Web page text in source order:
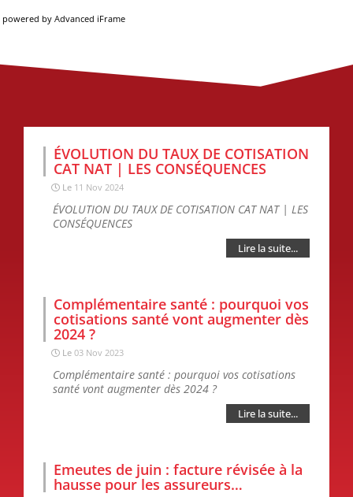
powered by Advanced iFrame
ÉVOLUTION DU TAUX DE COTISATION
CAT NAT | LES CONSÉQUENCES
Le 11 Nov 2024
ÉVOLUTION DU TAUX DE COTISATION CAT NAT | LES
CONSÉQUENCES
Lire la suite...
Complémentaire santé : pourquoi vos
cotisations santé vont augmenter dès
2024 ?
Le 03 Nov 2023
Complémentaire santé : pourquoi vos cotisations
santé vont augmenter dès 2024 ?
Lire la suite...
Emeutes de juin : facture révisée à la
hausse pour les assureurs…